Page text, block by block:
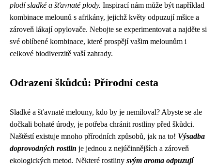
plodí sladké a šťavnaté plody. Inspirací nám může být například
kombinace melounů s afrikány, jejichž květy odpuzují mšice a
zároveň lákají opylovače. Nebojte se experimentovat a najděte si
své oblíbené kombinace, které prospějí vašim melounům i
celkové biodiverzitě vaší zahrady.
Odrazení škůdců: Přírodní cesta
Sladké a šťavnaté melouny, kdo by je nemiloval? Abyste se ale
dočkali bohaté úrody, je potřeba chránit rostliny před škůdci.
Naštěstí existuje mnoho přírodních způsobů, jak na to! Výsadba
doprovodných rostlin je jednou z nejúčinnějších a zároveň
ekologických metod. Některé rostliny svým aroma odpuzují